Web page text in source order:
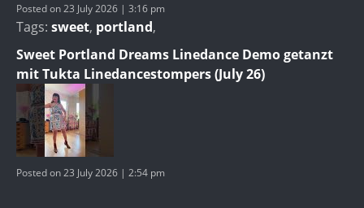
Posted on 23 July 2026 | 3:16 pm
Tags: sweet, portland,
Sweet Portland Dreams Linedance Demo getanzt
mit Tukta Linedancestompers (July 26)
Posted on 23 July 2026 | 2:54 pm